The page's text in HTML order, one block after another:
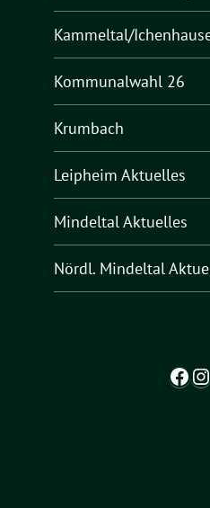
Kammeltal/
Kommunalwahl 26
Krumbach
Leipheim Aktuelles
Mindeltal Aktuelles
Nördl. Mindeltal